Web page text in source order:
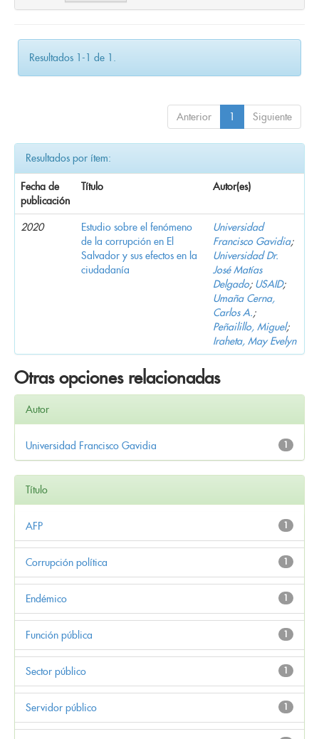
Resultados 1-1 de 1.
Anterior 1 Siguiente
Resultados por ítem:
Fecha de
publicación
Título Autor(es)
2020
Estudio sobre el fenómeno
de la corrupción en El
Salvador y sus efectos en la
ciudadanía
Universidad
Francisco Gavidia;
Universidad Dr.
José Matías
Delgado; USAID;
Umaña Cerna,
Carlos A.;
Peñailillo, Miguel;
Iraheta, May Evelyn
Otras opciones relacionadas
Autor
1
Universidad Francisco Gavidia
Título
1
AFP
1
Corrupción política
1
Endémico
1
Función pública
1
Sector público
1
Servidor público